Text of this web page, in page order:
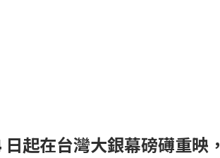
起在台灣大銀幕磅礡重映，